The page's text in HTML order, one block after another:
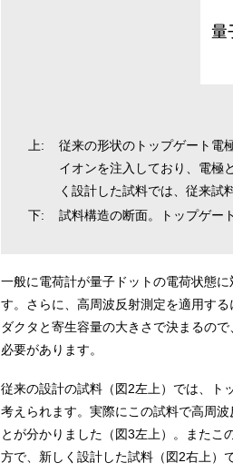
上:
従来の形状のトップゲート電
イオンを注入しており、電極
く設計した試料では、従来試
下:
試料構造の断面。トップゲー
一般に電荷計が量子ドットの電荷状態
す。さらに、高周波反射測定を適用す
ダクタと寄生容量の大きさで決まるの
必要があります。
従来の設計の試料（図2左上）では、ト
考えられます。実際にこの試料で高周
とが分かりました（図3左上）。またこ
方で、新しく設計した試料（図2右上）